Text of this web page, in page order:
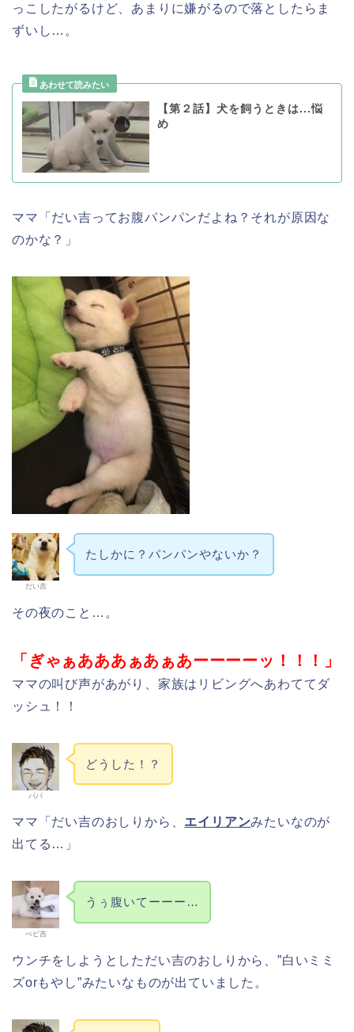
っこしたがるけど、あまりに嫌がるので落としたらま
ずいし…。
【第２話】犬を飼うときは...悩
め
ママ「だい吉ってお腹パンパンだよね？それが原因な
のかな？」
だい吉
たしかに？パンパンやないか？
その夜のこと…。
「ぎゃぁあああぁあぁあーーーーッ！！！」
ママの叫び声があがり、家族はリビングへあわててダ
ッシュ！！
パパ
どうした！？
ママ「だい吉のおしりから、 エイリアンみたいなのが
出てる…」
べビ吉
うぅ腹いてーーー…
ウンチをしようとしただい吉のおしりから、”白いミミ
ズorもやし”みたいなものが出ていました。